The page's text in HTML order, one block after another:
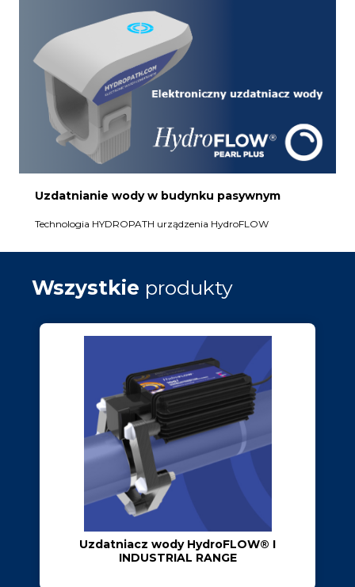
Uzdatnianie wody w budynku pasywnym
Technologia HYDROPATH urządzenia HydroFLOW
Wszystkie produkty
Uzdatniacz wody HydroFLOW® I
INDUSTRIAL RANGE